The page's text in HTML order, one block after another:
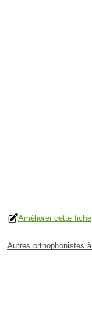
Améliorer cette fiche
Autres orthophonistes